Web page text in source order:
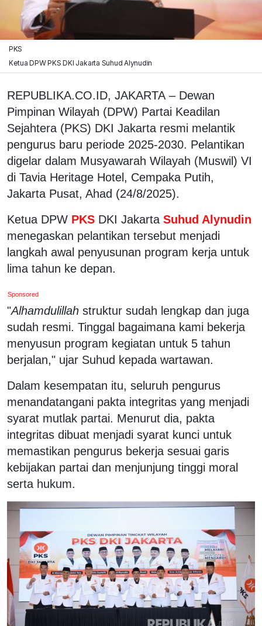
PKS
Ketua DPW PKS DKI Jakarta Suhud Alynudin
REPUBLIKA.CO.ID, JAKARTA – Dewan
Pimpinan Wilayah (DPW) Partai Keadilan
Sejahtera (PKS) DKI Jakarta resmi melantik
pengurus baru periode 2025-2030. Pelantikan
digelar dalam Musyawarah Wilayah (Muswil) VI
di Tavia Heritage Hotel, Cempaka Putih,
Jakarta Pusat, Ahad (24/8/2025).
Ketua DPW PKS DKI Jakarta Suhud Alynudin
menegaskan pelantikan tersebut menjadi
langkah awal penyusunan program kerja untuk
lima tahun ke depan.
Sponsored
"Alhamdulillah struktur sudah lengkap dan juga
sudah resmi. Tinggal bagaimana kami bekerja
menyusun program kegiatan untuk 5 tahun
berjalan," ujar Suhud kepada wartawan.
Dalam kesempatan itu, seluruh pengurus
menandatangani pakta integritas yang menjadi
syarat mutlak partai. Menurut dia, pakta
integritas dibuat menjadi syarat kunci untuk
memastikan pengurus bekerja sesuai garis
kebijakan partai dan menjunjung tinggi moral
serta hukum.